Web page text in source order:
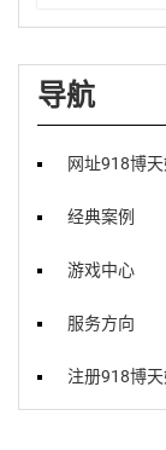
导航
网址918博
经典案例
游戏中心
服务方向
注册918博